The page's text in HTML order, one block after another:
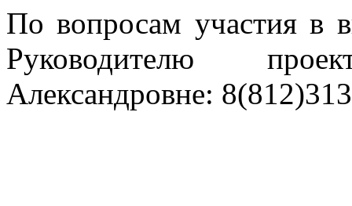
По вопросам участия в
Руководителю
Александровне: